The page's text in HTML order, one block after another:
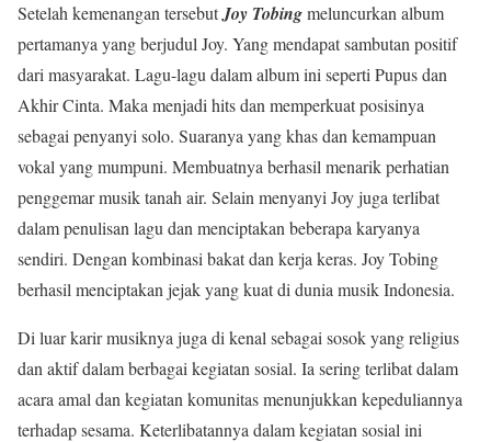
Setelah kemenangan tersebutJoy Tobingmeluncurkan album
pertamanya yang berjudul Joy. Yang mendapat sambutan positif
dari masyarakat. Lagu-lagu dalam album ini seperti Pupus dan
Akhir Cinta. Maka menjadi hits dan memperkuat posisinya
sebagai penyanyi solo. Suaranya yang khas dan kemampuan
vokal yang mumpuni. Membuatnya berhasil menarik perhatian
penggemar musik tanah air. Selain menyanyi Joy juga terlibat
dalam penulisan lagu dan menciptakan beberapa karyanya
sendiri. Dengan kombinasi bakat dan kerja keras. Joy Tobing
berhasil menciptakan jejak yang kuat di dunia musik Indonesia.
Di luar karir musiknya juga di kenal sebagai sosok yang religius
dan aktif dalam berbagai kegiatan sosial. Ia sering terlibat dalam
acara amal dan kegiatan komunitas menunjukkan kepeduliannya
terhadap sesama. Keterlibatannya dalam kegiatan sosial ini